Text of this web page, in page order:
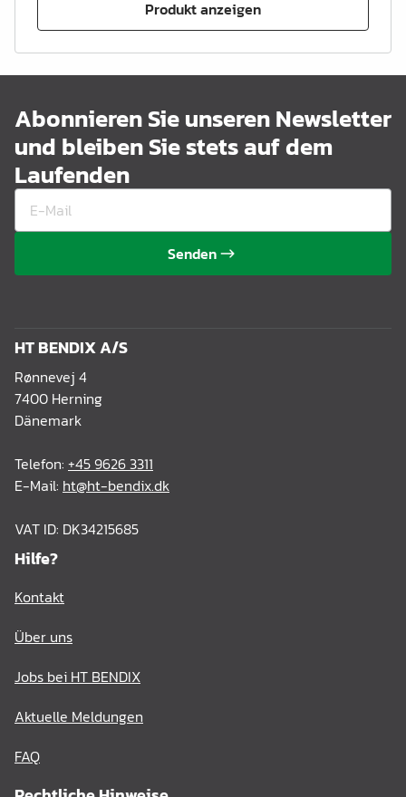
Produkt anzeigen
Abonnieren Sie unseren Newsletter
und bleiben Sie stets auf dem
Laufenden
Senden
HT BENDIX A/S
Rønnevej 4
7400 Herning
Dänemark
Telefon: +45 9626 3311
E-Mail: ht@ht-bendix.dk
VAT ID: DK34215685
Hilfe?
Kontakt
Über uns
Jobs bei HT BENDIX
Aktuelle Meldungen
FAQ